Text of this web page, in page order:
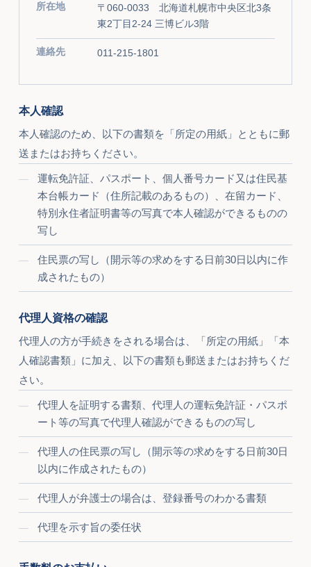
所在地
〒060-0033 北海道札幌市中央区北3条
東2丁目2-24 三博ビル3階
連絡先 011-215-1801
本人確認
本人確認のため、以下の書類を「所定の用紙」とともに郵
送またはお持ちください。
運転免許証、パスポート、個人番号カード又は住民基
本台帳カード（住所記載のあるもの）、在留カード、
特別永住者証明書等の写真で本人確認ができるものの
写し
住民票の写し（開示等の求めをする日前30日以内に作
成されたもの）
代理人資格の確認
代理人の方が手続きをされる場合は、「所定の用紙」「本
人確認書類」に加え、以下の書類も郵送またはお持ちくだ
さい。
代理人を証明する書類、代理人の運転免許証・パスポ
ート等の写真で代理人確認ができるものの写し
代理人の住民票の写し（開示等の求めをする日前30日
以内に作成されたもの）
代理人が弁護士の場合は、登録番号のわかる書類
代理を示す旨の委任状